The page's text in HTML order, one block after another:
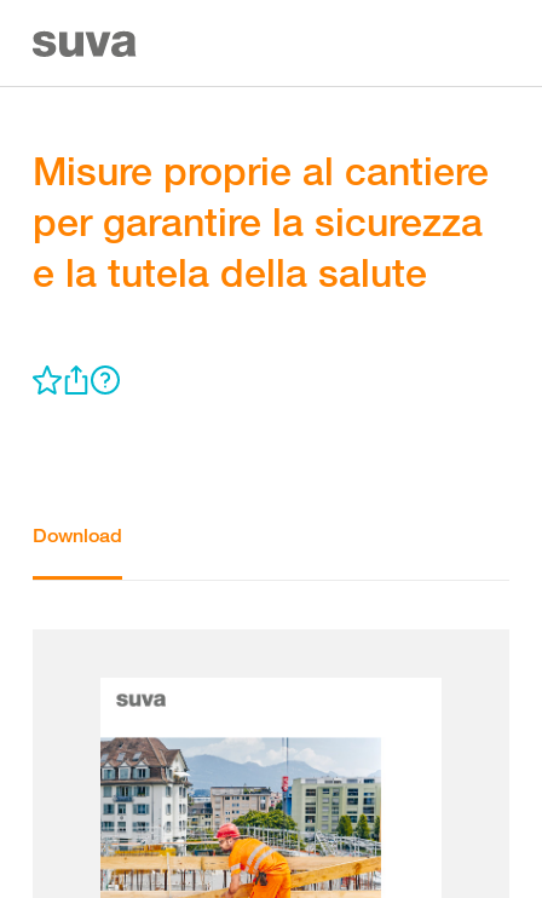
Misure proprie al cantiere
per garantire la sicurezza
e la tutela della salute
Download